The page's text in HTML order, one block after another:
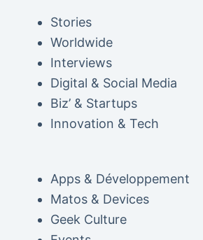
Stories
Worldwide
Interviews
Digital & Social Media
Biz’ & Startups
Innovation & Tech
Apps & Développement
Matos & Devices
Geek Culture